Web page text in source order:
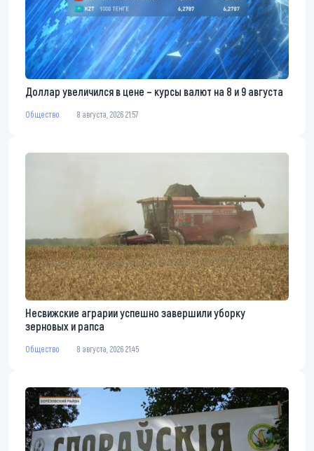
Доллар увеличился в цене – курсы валют на 8 и 9 августа
Общество 8 августа, 2026 21:57
Несвижские аграрии успешно завершили уборку
зерновых и рапса
Общество 8 августа, 2026 21:45